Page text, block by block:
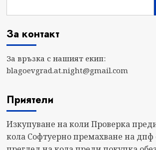
За контакт
За връзка с нашият екип:
blagoevgrad.at.night@gmail.com
Приятели
Изкупуване на коли Проверка
кола Софтуерно премахване на